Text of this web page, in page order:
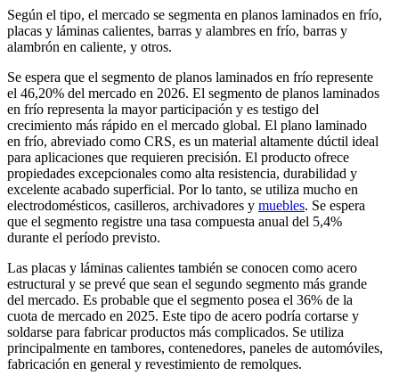
Según el tipo, el mercado se segmenta en planos laminados en frío,
placas y láminas calientes, barras y alambres en frío, barras y
alambrón en caliente, y otros.
Se espera que el segmento de planos laminados en frío represente
el 46,20% del mercado en 2026. El segmento de planos laminados
en frío representa la mayor participación y es testigo del
crecimiento más rápido en el mercado global. El plano laminado
en frío, abreviado como CRS, es un material altamente dúctil ideal
para aplicaciones que requieren precisión. El producto ofrece
propiedades excepcionales como alta resistencia, durabilidad y
excelente acabado superficial. Por lo tanto, se utiliza mucho en
electrodomésticos, casilleros, archivadores y muebles. Se espera
que el segmento registre una tasa compuesta anual del 5,4%
durante el período previsto.
Las placas y láminas calientes también se conocen como acero
estructural y se prevé que sean el segundo segmento más grande
del mercado. Es probable que el segmento posea el 36% de la
cuota de mercado en 2025. Este tipo de acero podría cortarse y
soldarse para fabricar productos más complicados. Se utiliza
principalmente en tambores, contenedores, paneles de automóviles,
fabricación en general y revestimiento de remolques.